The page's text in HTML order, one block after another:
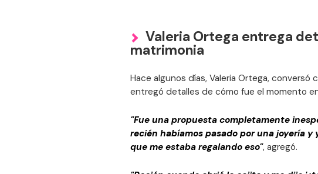
Valeria Ortega entrega
matrimonia
Hace algunos días, Valeria Ortega, conversó
entregó detalles de cómo fue el momento
"Fue una propuesta completamente
recién habíamos pasado por una joyería
que me estaba regalando eso", agregó.